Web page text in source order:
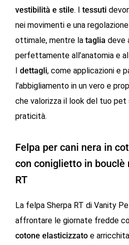
vestibilità e stile. I tessuti
nei movimenti e una
ottimale, mentre la taglia deve
perfettamente all’anatomia e
I dettagli, come applicazioni e
l’abbigliamento in un vero e
che valorizza il look del tuo pet
praticità.
Felpa per cani nera in
con coniglietto in bouclè
RT
La felpa Sherpa RT di Vanity
affrontare le giornate fredde
cotone elasticizzato e